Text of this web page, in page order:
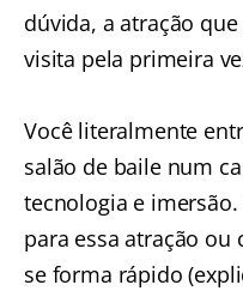
dúvida, a atração
visita pela primeira
Você literalmente
salão de baile num
tecnologia e
para essa atração
se forma rápido